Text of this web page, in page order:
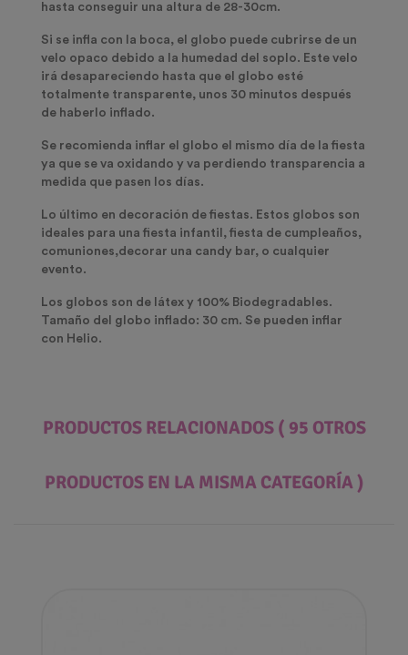
hasta conseguir una altura de 28-30cm.
Si se infla con la boca, el globo puede cubrirse de un
velo opaco debido a la humedad del soplo. Este velo
irá desapareciendo hasta que el globo esté
totalmente transparente, unos 30 minutos después
de haberlo inflado.
Se recomienda inflar el globo el mismo día de la fiesta
ya que se va oxidando y va perdiendo transparencia a
medida que pasen los días.
Lo último en decoración de fiestas. Estos globos son
ideales para una fiesta infantil, fiesta de cumpleaños,
comuniones,decorar una candy bar, o cualquier
evento.
Los globos son de látex y 100% Biodegradables.
Tamaño del globo inflado: 30 cm. Se pueden inflar
con Helio.
PRODUCTOS RELACIONADOS ( 95 OTROS
PRODUCTOS EN LA MISMA CATEGORÍA )